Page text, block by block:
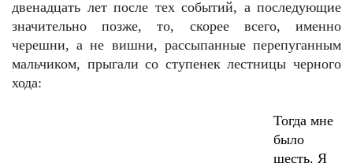
двенадцать лет после тех событий, а последующие
значительно позже, то, скорее всего, именно
черешни, а не вишни, рассыпанные перепуганным
мальчиком, прыгали со ступенек лестницы черного
хода:
Тогда мне
было
шесть. Я